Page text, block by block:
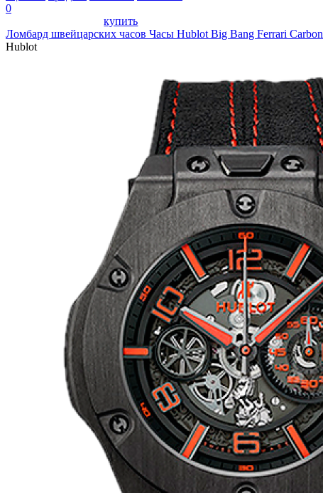
0
купить
Ломбард швейцарских часов Часы Hublot Big Bang Ferrari Carbon
Hublot